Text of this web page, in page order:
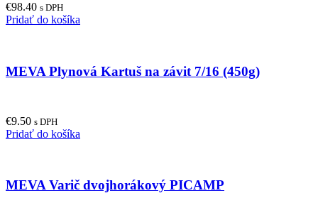
€98.40 s DPH
Pridať do košíka
MEVA Plynová Kartuš na závit 7/16 (450g)
€9.50 s DPH
Pridať do košíka
MEVA Varič dvojhorákový PICAMP